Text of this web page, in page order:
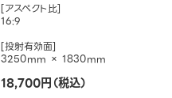
[アスペクト比]
16:9
[投射有効面]
3250mm × 1830mm
18,700円（税込）